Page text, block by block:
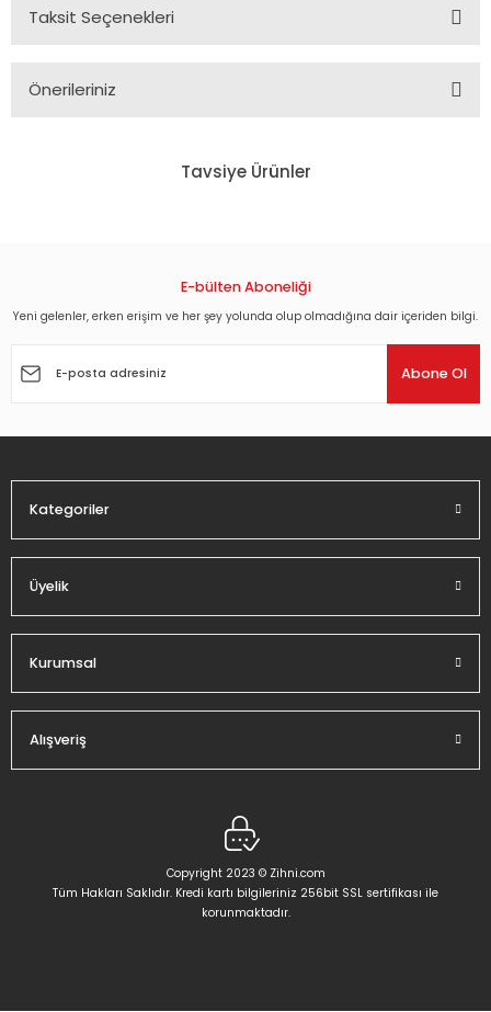
Taksit Seçenekleri
Önerileriniz
kullanarak tarafımıza iletebilirsiniz.
Ürün açıklamasında eksik bilgiler bulunuyor.
Ürün bilgilerinde hatalar bulunuyor.
Bu ürüne benzer farklı alternatifler olmalı.
Tavsiye Ürünler
1.848,00 TL
QUEEN - INNUENDO (1991) - 2LP 180GR 2015 HALF SPEED MASTERED EDITION
E-bülten Aboneliği
Yeni gelenler, erken erişim ve her şey yolunda olup olmadığına dair içeriden bilgi.
Abone Ol
Kategoriler
Üyelik
Kurumsal
Alışveriş
Copyright 2023 © Zihni.com
Tüm Hakları Saklıdır. Kredi kartı bilgileriniz 256bit SSL sertifikası ile
korunmaktadır.